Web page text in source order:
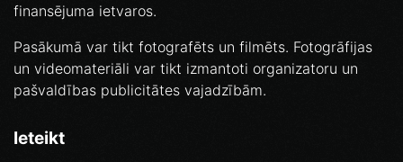
finansējuma ietvaros.
Pasākumā var tikt fotografēts un filmēts. Fotogrāfijas
un videomateriāli var tikt izmantoti organizatoru un
pašvaldības publicitātes vajadzībām.
Ieteikt